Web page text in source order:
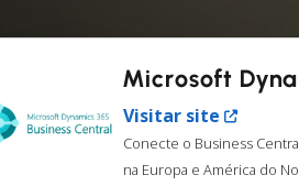
Microsoft
Visitar site
Conecte o Business
na Europa e América do